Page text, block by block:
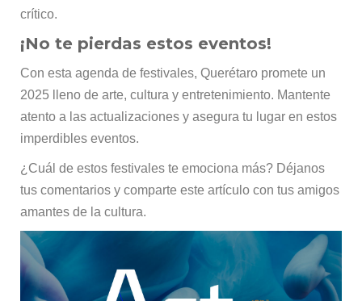
crítico.
¡No te pierdas estos eventos!
Con esta agenda de festivales, Querétaro promete un
2025 lleno de arte, cultura y entretenimiento. Mantente
atento a las actualizaciones y asegura tu lugar en estos
imperdibles eventos.
¿Cuál de estos festivales te emociona más? Déjanos
tus comentarios y comparte este artículo con tus amigos
amantes de la cultura.